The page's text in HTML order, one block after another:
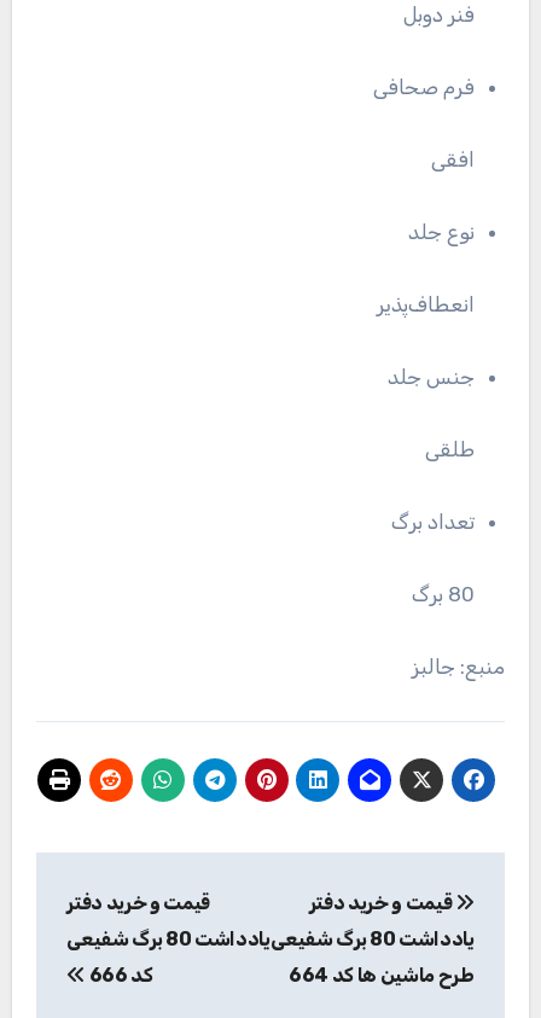
فنر دوبل
فرم صحافی
افقی
نوع جلد
انعطاف‌پذیر
جنس جلد
طلقی
تعداد برگ
80 برگ
منبع: جالبز
نوشته
قیمت و خرید دفتر
یادداشت 80 برگ شفیعی
طرح ماشین ها کد 664
قیمت و خرید دفتر
یادداشت 80 برگ شفیعی
کد 666